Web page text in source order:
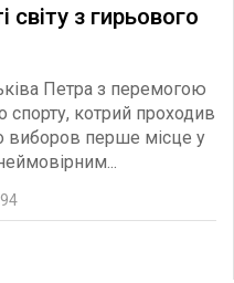
світу з гирьового
Петра з перемогою
спорту, котрий проходив
виборов перше місце у